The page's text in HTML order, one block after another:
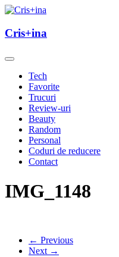
Skip
content
Cris+ina
Cris+ina
Tech
Favorite
Trucuri
Review-uri
Beauty
Random
Personal
Coduri de reducere
Contact
IMG_1148
← Previous
Next →